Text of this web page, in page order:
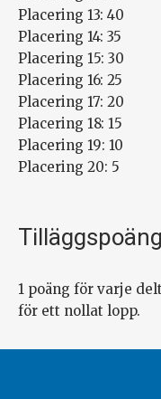
Placering 13: 40
Placering 14: 35
Placering 15: 30
Placering 16: 25
Placering 17: 20
Placering 18: 15
Placering 19: 10
Placering 20: 5
1 poäng för varje
för ett nollat lopp.